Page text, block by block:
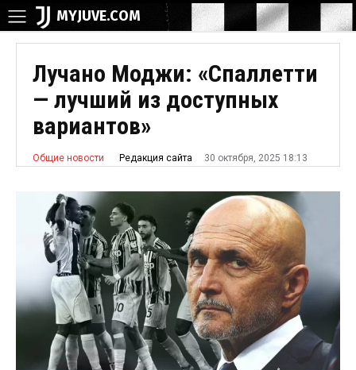
MYJUVE.COM
Лучано Моджи: «Спаллетти
— лучший из доступных
вариантов»
Общие новости Редакция сайта 30 октября, 2025 18:13